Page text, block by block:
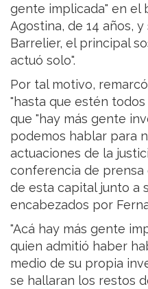
gente implicada" en el
Agostina, de 14 años,
Barrelier, el principal
actuó solo".
Por tal motivo,
"hasta que estén
que "hay más gente
podemos hablar para
actuaciones de la
conferencia de
de esta capital junto a
encabezados por
"Acá hay más gente
quien admitió haber
medio de su propia
se hallaran los restos